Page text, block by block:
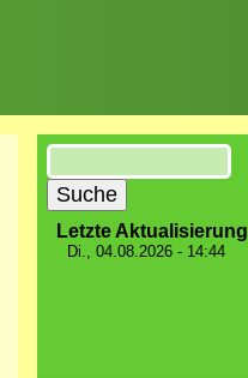
Suche
Letzte Aktualisierung
Di., 04.08.2026 - 14:44